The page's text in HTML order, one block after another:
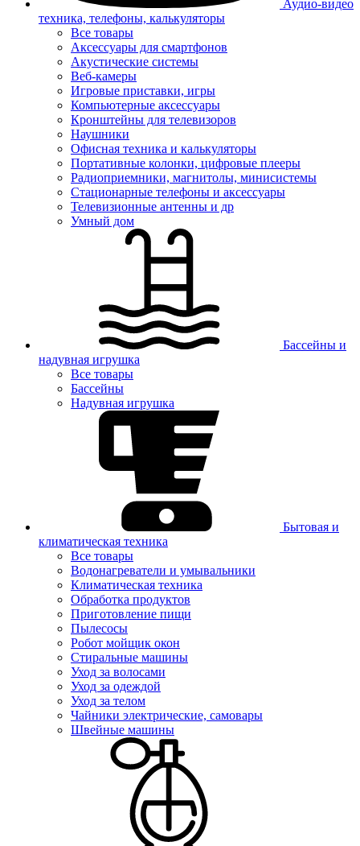
Аудио-видео
техника, телефоны, калькуляторы
Все товары
Аксессуары для смартфонов
Акустические системы
Веб-камеры
Игровые приставки, игры
Компьютерные аксессуары
Кронштейны для телевизоров
Наушники
Офисная техника и калькуляторы
Портативные колонки, цифровые плееры
Радиоприемники, магнитолы, минисистемы
Стационарные телефоны и аксессуары
Телевизионные антенны и др
Умный дом
Бассейны и
надувная игрушка
Все товары
Бассейны
Надувная игрушка
Бытовая и
климатическая техника
Все товары
Водонагреватели и умывальники
Климатическая техника
Обработка продуктов
Приготовление пищи
Пылесосы
Робот мойщик окон
Стиральные машины
Уход за волосами
Уход за одеждой
Уход за телом
Чайники электрические, самовары
Швейные машины